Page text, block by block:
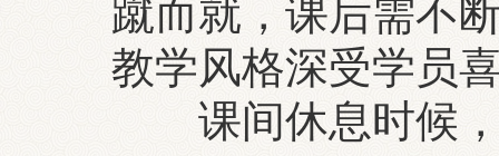
蹴而就，课后需不
教学风格深受学员
课间休息时候，